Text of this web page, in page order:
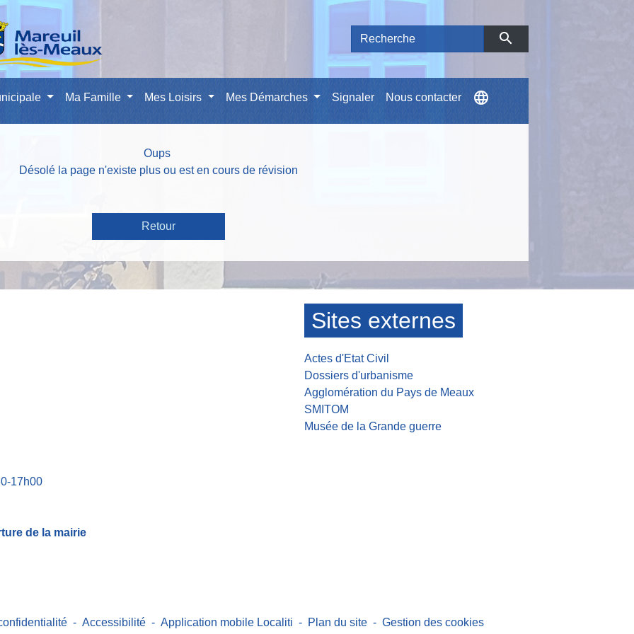
search
Ma Famille Mes Loisirs Mes Démarches Signaler Nous contacter language
Oups
Désolé la page n'existe plus ou est en cours de révision
Retour
17h00
de la mairie
Sites externes
Actes d'Etat Civil
Dossiers d'urbanisme
Agglomération du Pays de Meaux
SMITOM
Musée de la Grande guerre
- Accessibilité - Application mobile Localiti - Plan du site - Gestion des cookies